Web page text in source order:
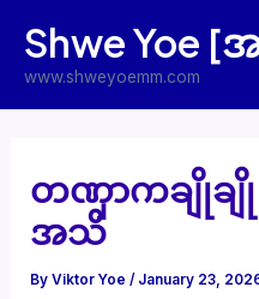
content
Shwe Yoe [
www.shweyoemm.com
တဏှာကချိုခ
အသိ
ByViktor Yoe/ January 23,